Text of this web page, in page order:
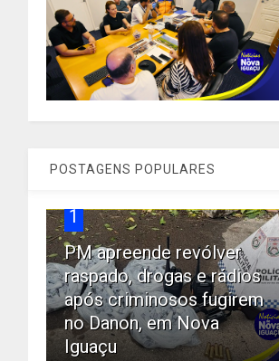
POSTAGENS POPULARES
1
PM apreende revólver
raspado, drogas e rádios
após criminosos fugirem
no Danon, em Nova
Iguaçu